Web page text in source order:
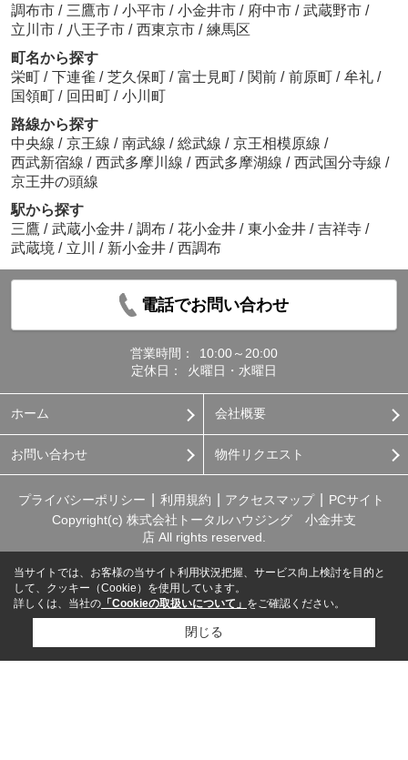
調布市 / 三鷹市 / 小平市 / 小金井市 / 府中市 / 武蔵野市 /
立川市 / 八王子市 / 西東京市 / 練馬区
町名から探す
栄町 / 下連雀 / 芝久保町 / 富士見町 / 関前 / 前原町 / 牟礼 /
国領町 / 回田町 / 小川町
路線から探す
中央線 / 京王線 / 南武線 / 総武線 / 京王相模原線 /
西武新宿線 / 西武多摩川線 / 西武多摩湖線 / 西武国分寺線 /
京王井の頭線
駅から探す
三鷹 / 武蔵小金井 / 調布 / 花小金井 / 東小金井 / 吉祥寺 /
武蔵境 / 立川 / 新小金井 / 西調布
電話でお問い合わせ
営業時間：
10:00～20:00
定休日：
火曜日・水曜日
ホーム 会社概要
お問い合わせ 物件リクエスト
プライバシーポリシー 利用規約 アクセスマップ
PCサイト
Copyright(c) 株式会社トータルハウジング 小金井支
店 All rights reserved.
当サイトでは、お客様の当サイト利用状況把握、サービス向上検討を目的と
して、クッキー（Cookie）を使用しています。
詳しくは、当社の 「Cookieの取扱いについて」 をご確認ください。
閉じる